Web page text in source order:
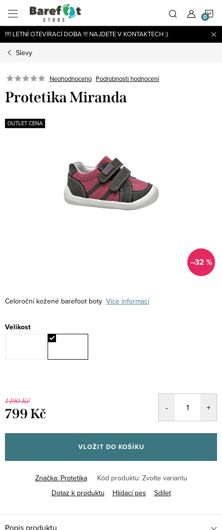
obsah
!!!! LETNÍ OTEVÍRACÍ DOBA !!! NAJDETE V KONTAKTECH :)
Slevy
Neohodnoceno Podrobnosti hodnocení
Protetika Miranda
OUTLET CENA
–32 %
Celoroční kožené barefoot boty Více informací
Velikost
1 190 Kč
799 Kč
cena:
VLOŽIT DO KOŠÍKU
Značka: Protetika Kód produktu: Zvolte variantu
Dotaz k produktu
Hlídací pes Sdílet
Popis produktu